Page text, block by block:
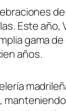
Este año,
gama
años.